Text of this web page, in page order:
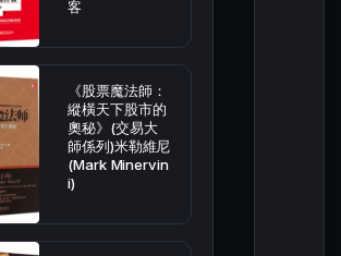
客
《股票魔法師：
縱橫天下股市的
奧秘》(交易大
師係列)米勒維尼
(Mark Minervin
i)